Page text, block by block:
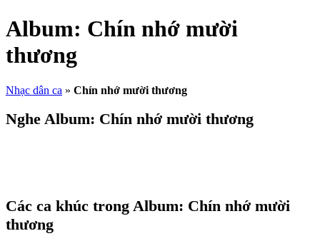
Album: Chín nhớ mười
thương
Nhạc dân ca » Chín nhớ mười thương
Nghe Album: Chín nhớ mười thương
Các ca khúc trong Album: Chín nhớ mười
thương